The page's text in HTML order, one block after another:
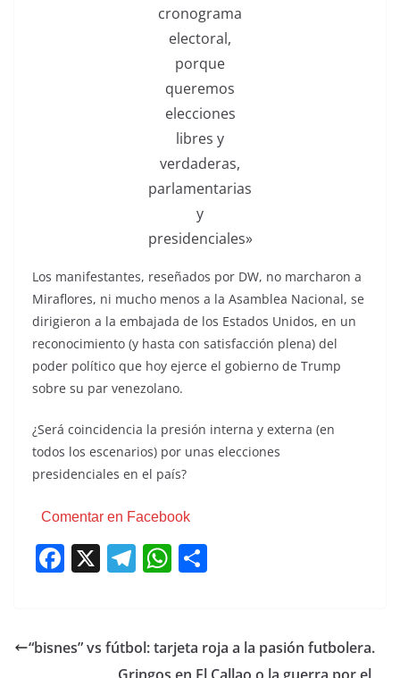
cronograma
electoral,
porque
queremos
elecciones
libres y
verdaderas,
parlamentarias
y
presidenciales»
Los manifestantes, reseñados por DW, no marcharon a
Miraflores, ni mucho menos a la Asamblea Nacional, se
dirigieron a la embajada de los Estados Unidos, en un
reconocimiento (y hasta con satisfacción plena) del
poder político que hoy ejerce el gobierno de Trump
sobre su par venezolano.
¿Será coincidencia la presión interna y externa (en
todos los escenarios) por unas elecciones
presidenciales en el país?
Comentar en Facebook
F
e
X T
gr
W
s p
“bisnes” vs fútbol: tarjeta roja a la pasión futbolera.